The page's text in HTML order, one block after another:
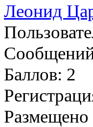
Леонид
Баллов: 2
Размещено